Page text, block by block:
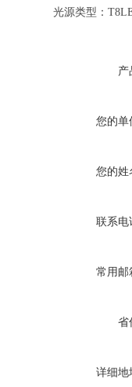
光源类型：
产
您的单
您的姓
联系电
常用邮
省
详细地